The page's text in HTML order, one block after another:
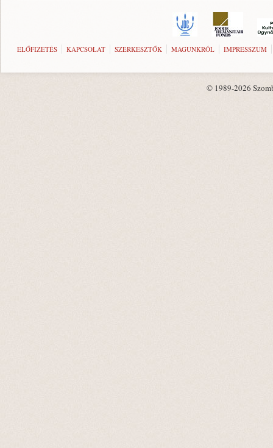
ELŐFIZETÉS KAPCSOLAT SZERKESZTŐK MAGUNKRÓL IMPRESSZUM
© 1989-2026